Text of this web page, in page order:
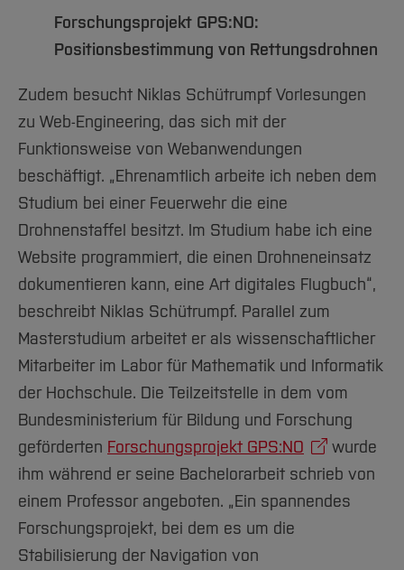
Forschungsprojekt GPS:NO:
Positionsbestimmung von Rettungsdrohnen
Zudem besucht Niklas Schütrumpf Vorlesungen
zu Web-Engineering, das sich mit der
Funktionsweise von Webanwendungen
beschäftigt. „Ehrenamtlich arbeite ich neben dem
Studium bei einer Feuerwehr die eine
Drohnenstaffel besitzt. Im Studium habe ich eine
Website programmiert, die einen Drohneneinsatz
dokumentieren kann, eine Art digitales Flugbuch“,
beschreibt Niklas Schütrumpf. Parallel zum
Masterstudium arbeitet er als wissenschaftlicher
Mitarbeiter im Labor für Mathematik und Informatik
der Hochschule. Die Teilzeitstelle in dem vom
Bundesministerium für Bildung und Forschung
geförderten Forschungsprojekt GPS:NO
wurde
ihm während er seine Bachelorarbeit schrieb von
einem Professor angeboten. „Ein spannendes
Forschungsprojekt, bei dem es um die
Stabilisierung der Navigation von